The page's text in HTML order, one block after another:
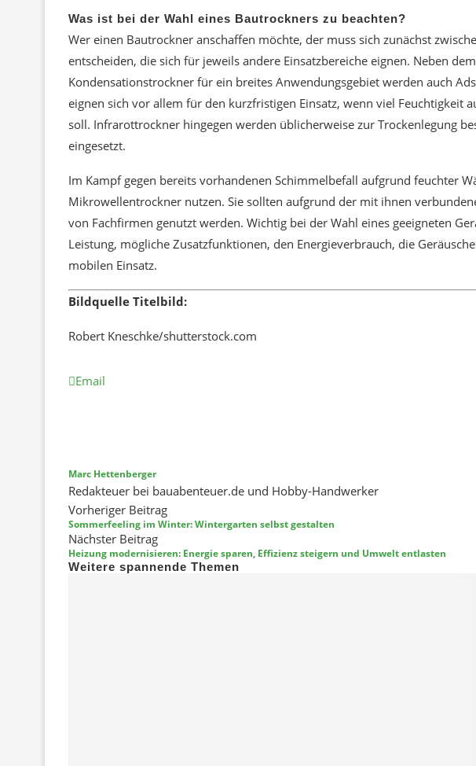
Was ist bei der Wahl eines Bautrockners zu beachten?
Wer einen Bautrockner anschaffen möchte, der muss sich zunächst
entscheiden, die sich für jeweils andere Einsatzbereiche eignen. Neben
Kondensationstrockner für ein breites Anwendungsgebiet werden auch
eignen sich vor allem für den kurzfristigen Einsatz, wenn viel Feuchtigkeit
soll. Infrarottrockner hingegen werden üblicherweise zur Trockenlegung
eingesetzt.
Im Kampf gegen bereits vorhandenen Schimmelbefall aufgrund feuchter
Mikrowellentrockner nutzen. Sie sollten aufgrund der mit ihnen
von Fachfirmen genutzt werden. Wichtig bei der Wahl eines geeigneten
Leistung, mögliche Zusatzfunktionen, den Energieverbrauch, die
mobilen Einsatz.
Bildquelle Titelbild:
Robert Kneschke/shutterstock.com
Email
Marc Hettenberger
Redakteuer bei bauabenteuer.de und Hobby-Handwerker
Vorheriger Beitrag
Sommerfeeling im Winter: Wintergarten selbst gestalten
Nächster Beitrag
Heizung modernisieren: Energie sparen, Effizienz steigern und Umwelt entlasten
Weitere spannende Themen